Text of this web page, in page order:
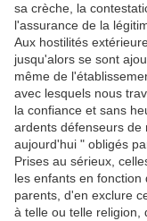
sa crèche, la
l'assurance de la
Aux hostilités
jusqu'alors se sont
même de
avec lesquels nous
la confiance et sans
ardents défenseurs de
aujourd'hui " obligés
Prises au sérieux,
les enfants en
parents, d'en exclure
à telle ou telle religion,